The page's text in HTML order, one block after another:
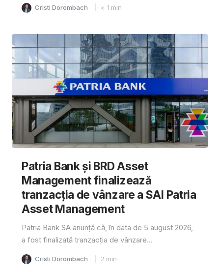
Cristi Dorombach < 1 min
Patria Bank și BRD Asset
Management finalizează
tranzacția de vânzare a SAI Patria
Asset Management
Patria Bank SA anunță că, în data de 5 august 2026,
a fost finalizată tranzacția de vânzare...
Cristi Dorombach 2 min